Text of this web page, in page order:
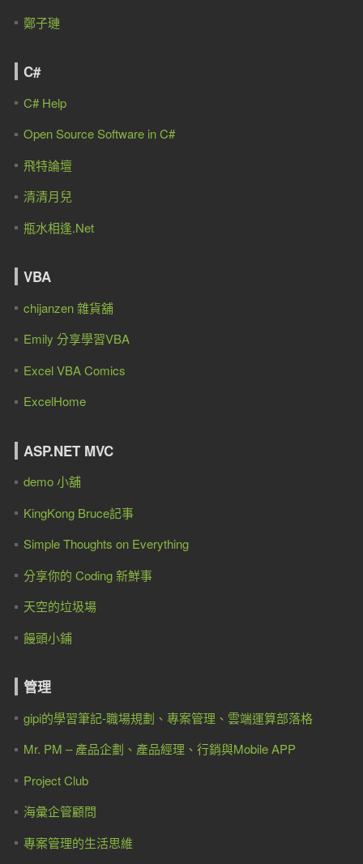
鄭子璉
C#
C# Help
Open Source Software in C#
飛特論壇
清清月兒
瓶水相逢.Net
VBA
chijanzen 雜貨舖
Emily 分享學習VBA
Excel VBA Comics
ExcelHome
ASP.NET MVC
demo 小舖
KingKong Bruce記事
Simple Thoughts on Everything
分享你的 Coding 新鮮事
天空的垃圾場
饅頭小鋪
管理
gipi的學習筆記-職場規劃、專案管理、雲端運算部落格
Mr. PM – 產品企劃、產品經理、行銷與Mobile APP
Project Club
海彙企管顧問
專案管理的生活思維